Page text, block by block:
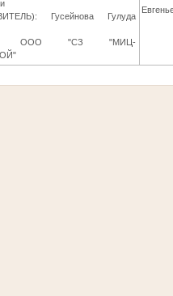
Гусейнова Гулуда
ООО "СЗ "МИЦ-